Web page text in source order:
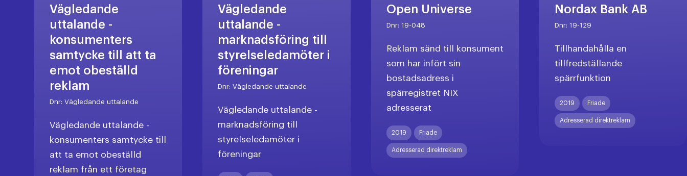
Vägledande
uttalande -
konsumenters
samtycke till att ta
emot obeställd
reklam
Dnr:Vägledande uttalande
Vägledande uttalande -
konsumenters samtycke till
att ta emot obeställd
reklam från ett företag
Vägledande
uttalande -
marknadsföring till
styrelseledamöter i
föreningar
Dnr:Vägledande uttalande
Vägledande uttalande -
marknadsföring till
styrelseledamöter i
föreningar
Open Universe
Dnr: 19-048
Reklam sänd till konsument
som har infört sin
bostadsadress i
spärregistret NIX
adresserat
2019 Friade
Adresserad direktreklam
Nordax Bank AB
Dnr: 19-129
Tillhandahålla en
tillfredställande
spärrfunktion
2019 Friade
Adresserad direktreklam